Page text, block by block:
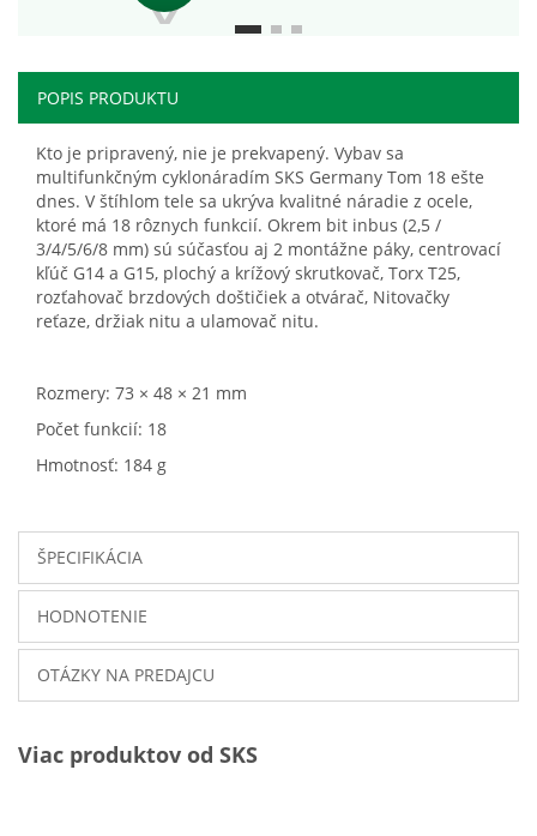
POPIS PRODUKTU
Kto je pripravený, nie je prekvapený. Vybav sa
multifunkčným cyklonáradím SKS Germany Tom 18 ešte
dnes. V štíhlom tele sa ukrýva kvalitné náradie z ocele,
ktoré má 18 rôznych funkcií. Okrem bit inbus (2,5 /
3/4/5/6/8 mm) sú súčasťou aj 2 montážne páky, centrovací
kľúč G14 a G15, plochý a krížový skrutkovač, Torx T25,
rozťahovač brzdových doštičiek a otvárač, Nitovačky
reťaze, držiak nitu a ulamovač nitu.
Rozmery: 73 × 48 × 21 mm
Počet funkcií: 18
Hmotnosť: 184 g
ŠPECIFIKÁCIA
HODNOTENIE
OTÁZKY NA PREDAJCU
Viac produktov od SKS